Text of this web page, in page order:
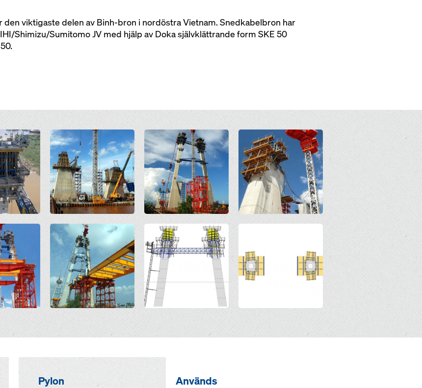
den viktigaste delen av Binh-bron i nordöstra Vietnam. Snedkabelbron har
Shimizu/Sumitomo JV med hjälp av Doka självklättrande form SKE 50
Open Open Open
Open Open
Pylon Används